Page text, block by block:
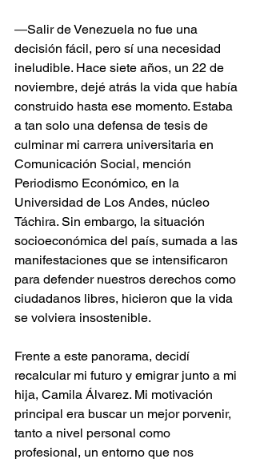
—Salir de Venezuela no fue una
decisión fácil, pero sí una necesidad
ineludible. Hace siete años, un 22 de
noviembre, dejé atrás la vida que había
construido hasta ese momento. Estaba
a tan solo una defensa de tesis de
culminar mi carrera universitaria en
Comunicación Social, mención
Periodismo Económico, en la
Universidad de Los Andes, núcleo
Táchira. Sin embargo, la situación
socioeconómica del país, sumada a las
manifestaciones que se intensificaron
para defender nuestros derechos como
ciudadanos libres, hicieron que la vida
se volviera insostenible.
Frente a este panorama, decidí
recalcular mi futuro y emigrar junto a mi
hija, Camila Álvarez. Mi motivación
principal era buscar un mejor porvenir,
tanto a nivel personal como
profesional, un entorno que nos